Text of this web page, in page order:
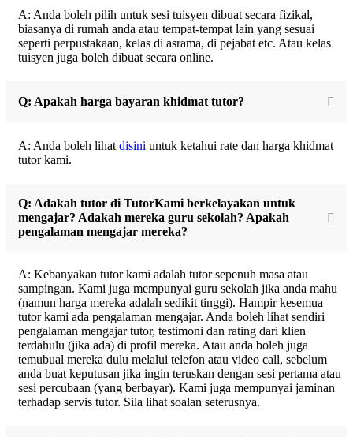
A: Anda boleh pilih untuk sesi tuisyen dibuat secara fizikal,
biasanya di rumah anda atau tempat-tempat lain yang sesuai
seperti perpustakaan, kelas di asrama, di pejabat etc. Atau kelas
tuisyen juga boleh dibuat secara online.
Q: Apakah harga bayaran khidmat tutor?
A: Anda boleh lihat disini untuk ketahui rate dan harga khidmat
tutor kami.
Q: Adakah tutor di TutorKami berkelayakan untuk
mengajar? Adakah mereka guru sekolah? Apakah
pengalaman mengajar mereka?
A: Kebanyakan tutor kami adalah tutor sepenuh masa atau
sampingan. Kami juga mempunyai guru sekolah jika anda mahu
(namun harga mereka adalah sedikit tinggi). Hampir kesemua
tutor kami ada pengalaman mengajar. Anda boleh lihat sendiri
pengalaman mengajar tutor, testimoni dan rating dari klien
terdahulu (jika ada) di profil mereka. Atau anda boleh juga
temubual mereka dulu melalui telefon atau video call, sebelum
anda buat keputusan jika ingin teruskan dengan sesi pertama atau
sesi percubaan (yang berbayar). Kami juga mempunyai jaminan
terhadap servis tutor. Sila lihat soalan seterusnya.